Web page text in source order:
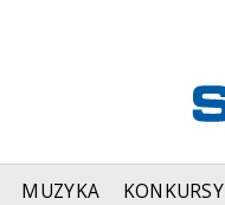
MUZYKA KONKURSY